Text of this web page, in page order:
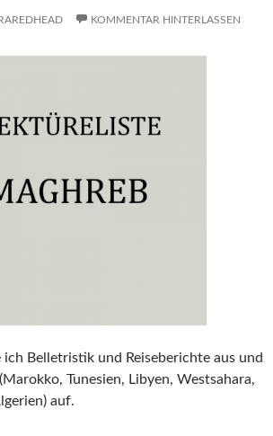
KOMMENTAR HINTERLASSEN
ich Belletristik und Reiseberichte aus und
Tunesien, Libyen, Westsahara,
auf.